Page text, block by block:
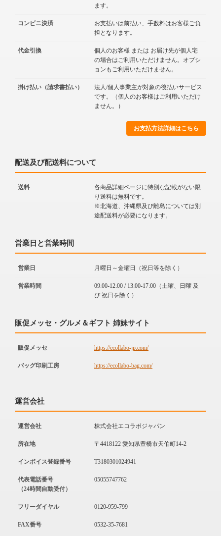
ます。
コンビニ決済
お支払いは前払い、手数料はお客様ご負
担となります。
代金引換
個人のお客様 または お届け先が個人宅
の場合はご利用いただけません。オプシ
ョンもご利用いただけません。
掛け払い（請求書払い）
法人/個人事業主が対象の後払いサービス
です。（個人のお客様はご利用いただけ
ません。）
お支払方法詳細はこちら
配送及び配送料について
送料
各商品詳細ページに特別な記載がない限
り送料は無料です。
※北海道、沖縄県及び離島については別
途配送料が必要になります。
営業日と営業時間
営業日 月曜日～金曜日（祝日等を除く）
営業時間
09:00-12:00 / 13:00-17:00（土曜、日曜 及
び 祝日を除く）
販促メッセ・グルメ＆ギフト 姉妹サイト
販促メッセ https://ecollabo-jp.com/
バッグ印刷工房 https://ecollabo-bag.com/
運営会社
運営会社 株式会社エコラボジャパン
所在地 〒4418122 愛知県豊橋市天伯町14-2
インボイス登録番号 T3180301024941
代表電話番号
（24時間自動受付）
05055747762
フリーダイヤル 0120-959-799
FAX番号 0532-35-7681